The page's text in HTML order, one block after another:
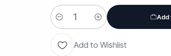
Quantity
Add
Add to Wishlist